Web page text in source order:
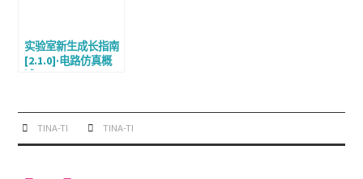
实验室新生成长指南
[2.1.0]·电路仿真概
TINA-TI TINA-TI